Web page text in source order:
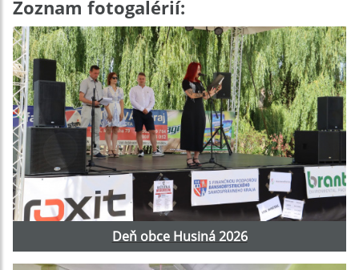
Zoznam fotogalérií:
Deň obce Husiná 2026